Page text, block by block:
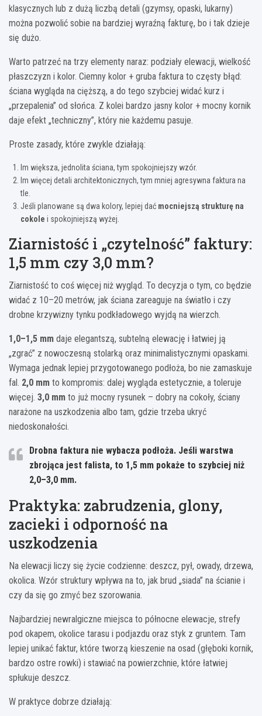
klasycznych lub z dużą liczbą detali (gzymsy, opaski, lukarny)
można pozwolić sobie na bardziej wyraźną fakturę, bo i tak dzieje
się dużo.
Warto patrzeć na trzy elementy naraz: podziały elewacji, wielkość
płaszczyzn i kolor. Ciemny kolor + gruba faktura to częsty błąd:
ściana wygląda na cięższą, a do tego szybciej widać kurz i
„przepalenia” od słońca. Z kolei bardzo jasny kolor + mocny kornik
daje efekt „techniczny”, który nie każdemu pasuje.
Proste zasady, które zwykle działają:
Im większa, jednolita ściana, tym spokojniejszy wzór.
Im więcej detali architektonicznych, tym mniej agresywna faktura na
tle.
Jeśli planowane są dwa kolory, lepiej dać mocniejszą strukturę na
cokole i spokojniejszą wyżej.
Ziarnistość i „czytelność” faktury:
1,5 mm czy 3,0 mm?
Ziarnistość to coś więcej niż wygląd. To decyzja o tym, co będzie
widać z 10–20 metrów, jak ściana zareaguje na światło i czy
drobne krzywizny tynku podkładowego wyjdą na wierzch.
1,0–1,5 mm daje elegantszą, subtelną elewację i łatwiej ją
„zgrać” z nowoczesną stolarką oraz minimalistycznymi opaskami.
Wymaga jednak lepiej przygotowanego podłoża, bo nie zamaskuje
fal. 2,0 mm to kompromis: dalej wygląda estetycznie, a toleruje
więcej. 3,0 mm to już mocny rysunek – dobry na cokoły, ściany
narażone na uszkodzenia albo tam, gdzie trzeba ukryć
niedoskonałości.
Drobna faktura nie wybacza podłoża. Jeśli warstwa
zbrojąca jest falista, to 1,5 mm pokaże to szybciej niż
2,0–3,0 mm.
Praktyka: zabrudzenia, glony,
zacieki i odporność na
uszkodzenia
Na elewacji liczy się życie codzienne: deszcz, pył, owady, drzewa,
okolica. Wzór struktury wpływa na to, jak brud „siada” na ścianie i
czy da się go zmyć bez szorowania.
Najbardziej newralgiczne miejsca to północne elewacje, strefy
pod okapem, okolice tarasu i podjazdu oraz styk z gruntem. Tam
lepiej unikać faktur, które tworzą kieszenie na osad (głęboki kornik,
bardzo ostre rowki) i stawiać na powierzchnie, które łatwiej
spłukuje deszcz.
W praktyce dobrze działają: